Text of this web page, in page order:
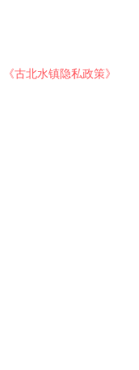
《古北水镇隐私政策》